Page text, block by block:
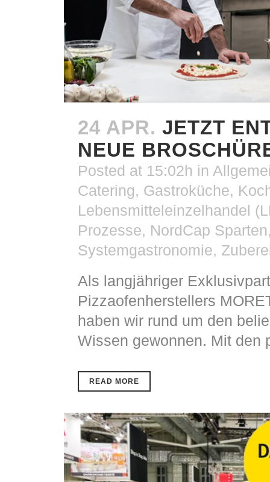
24 APR. JETZT
NEUE
Posted at 15:02h in
Catering, Gastroküche,
Lebensmitteleinzelhandel
Prozesse, NordCap Sparten
Systemgastronomie,
Als langjähriger
Pizzaofenherstellers
haben wir rund um den
Wissen gewonnen. Mit den
READ MORE